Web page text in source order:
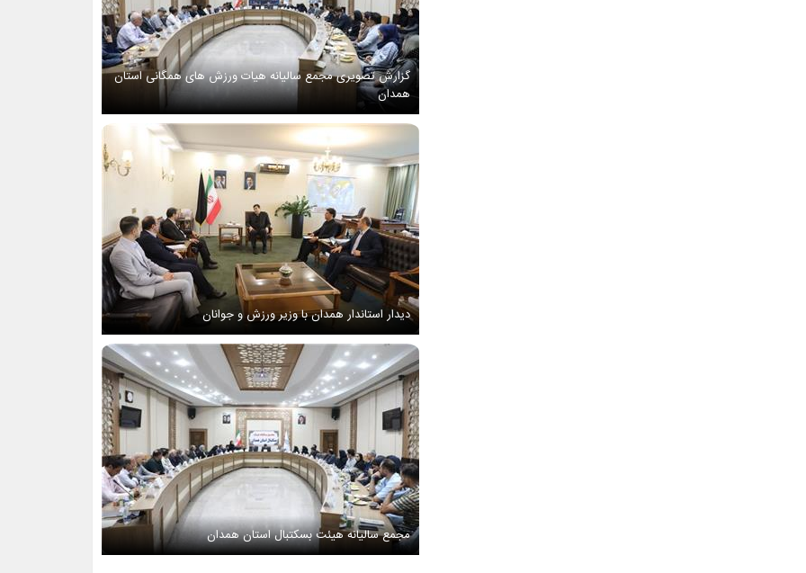
گزارش تصویری مجمع سالیانه هیات ورزش های همگانی استان
همدان
دیدار استاندار همدان با وزیر ورزش و جوانان
مجمع سالیانه هیئت بسکتبال استان همدان